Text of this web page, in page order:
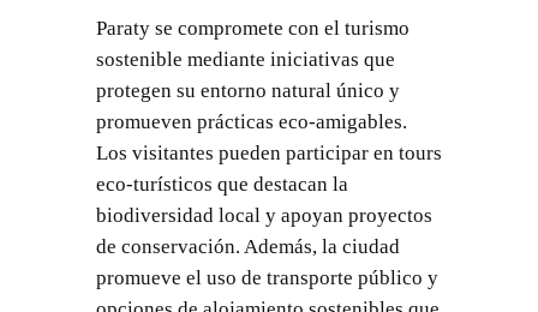
Paraty se compromete con el turismo
sostenible mediante iniciativas que
protegen su entorno natural único y
promueven prácticas eco-amigables.
Los visitantes pueden participar en tours
eco-turísticos que destacan la
biodiversidad local y apoyan proyectos
de conservación. Además, la ciudad
promueve el uso de transporte público y